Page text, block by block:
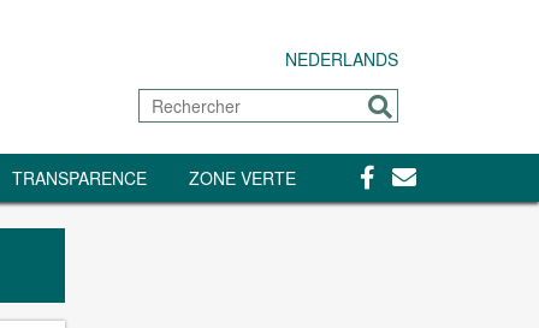
NEDERLANDS
Rechercher
Envoyer
TRANSPARENCE ZONE VERTE Facebook
Contact